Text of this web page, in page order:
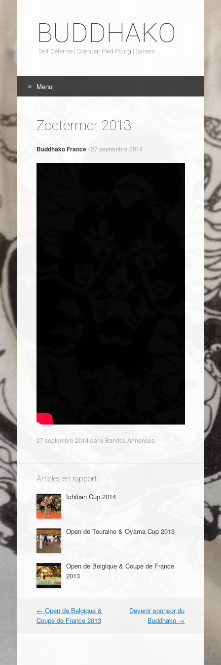
BUDDHAKO
Self Défense | Combat Pied Poing | Saisies
Menu
Zoetermer 2013
Buddhako France/27 septembre 2014
27 septembre 2014 dans Bandes Annonces.
Articles en rapport
Ichiban Cup 2014
Open de Touraine & Oyama Cup 2013
Open de Belgique & Coupe de France
2013
Navigation dans les articles
← Open de Belgique &
Coupe de France 2013
Devenir sponsor du
Buddhako →